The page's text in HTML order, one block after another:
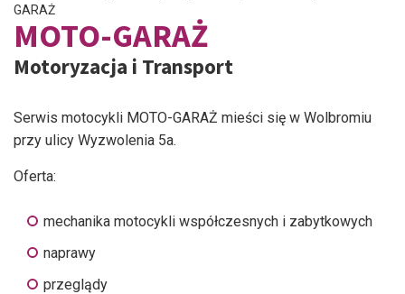
GARAŻ
MOTO-GARAŻ
Motoryzacja i Transport
Serwis motocykli MOTO-GARAŻ mieści się w Wolbromiu
przy ulicy Wyzwolenia 5a.
Oferta:
mechanika motocykli współczesnych i zabytkowych
naprawy
przeglądy